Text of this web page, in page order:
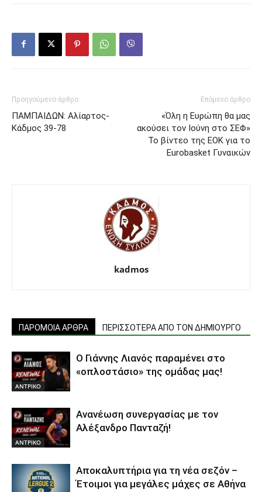
Προηγούμενο άρθρο
ΠΑΜΠΑΙΔΩΝ: Αλίαρτος-
Κάδμος 39-78
Επόμενο άρθρο
«Όλη η Ευρώπη θα μας
ακούσει τον Ιούνη στο ΣΕΦ»
Το βίντεο της ΕΟΚ για το
Eurobasket Γυναικών
kadmos
ΠΑΡΟΜΟΙΑ ΑΡΘΡΑ ΠΕΡΙΣΣΟΤΕΡΑ ΑΠΟ ΤΟΝ ΔΗΜΙΟΥΡΓΟ
ΑΝTΡΙΚΟ
Ο Γιάννης Λιανός παραμένει στο
«οπλοστάσιο» της ομάδας μας!
ΑΝTΡΙΚΟ
Ανανέωση συνεργασίας με τον
Αλέξανδρο Πανταζή!
Αποκαλυπτήρια για τη νέα σεζόν –
Έτοιμοι για μεγάλες μάχες σε Αθήνα